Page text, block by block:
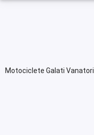
Motociclete Galati Vanatori